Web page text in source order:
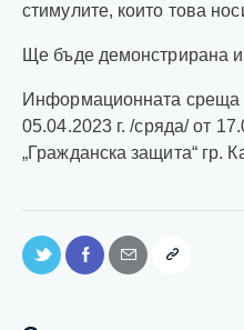
стимулите, които това
Ще бъде демонстрирана
Информационната среща
05.04.2023 г. /сряда/ от
„Гражданска защита“ гр.